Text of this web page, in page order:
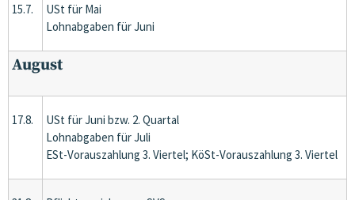
15.7.
USt für Mai
Lohnabgaben für Juni
August
17.8.
USt für Juni bzw. 2. Quartal
Lohnabgaben für Juli
ESt-Vorauszahlung 3. Viertel; KöSt-Vorauszahlung 3. Viertel